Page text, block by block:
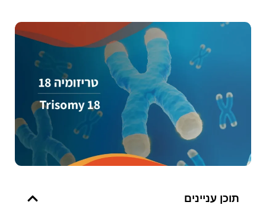
תוכן עניינים